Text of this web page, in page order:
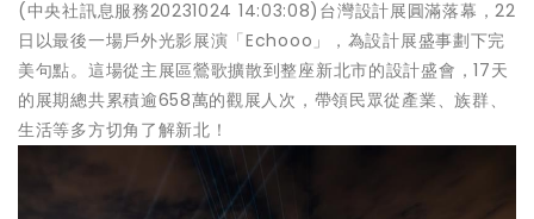
(中央社訊息服務20231024 14:03:08)台灣設計展圓滿落幕，22
日以最後一場戶外光影展演「Echooo」，為設計展盛事劃下完
美句點。這場從主展區鶯歌擴散到整座新北市的設計盛會，17天
的展期總共累積逾658萬的觀展人次，帶領民眾從產業、族群、
生活等多方切角了解新北！